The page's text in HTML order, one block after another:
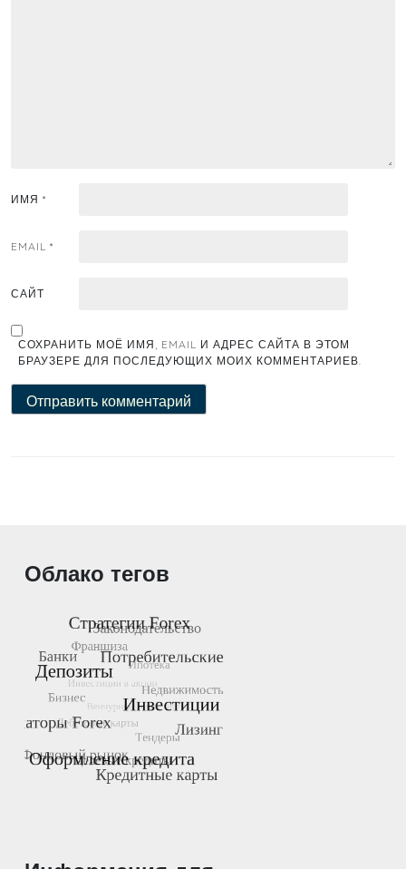
ИМЯ *
EMAIL *
САЙТ
СОХРАНИТЬ МОЁ ИМЯ, EMAIL И АДРЕС САЙТА В ЭТОМ
БРАУЗЕРЕ ДЛЯ ПОСЛЕДУЮЩИХ МОИХ КОММЕНТАРИЕВ.
Облако тегов